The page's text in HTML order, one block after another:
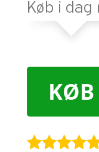
KØB